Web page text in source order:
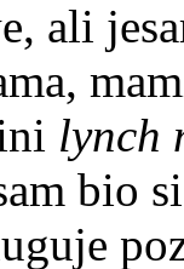
ali
lynch
bio